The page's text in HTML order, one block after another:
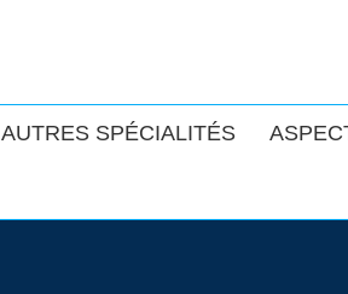
AUTRES SPÉCIALITÉS